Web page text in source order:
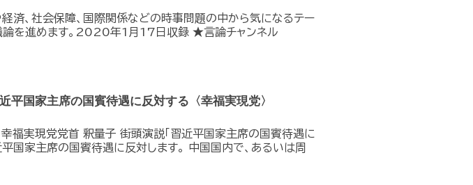
経済、社会保障、国際関係などの時事問題の中から気になるテー
論を進めます。2020年1月17日収録 ★言論チャンネル
平国家主席の国賓待遇に反対する〈幸福実現党〉
福実現党党首 釈量子 街頭演説「習近平国家主席の国賓待遇に
平国家主席の国賓待遇に反対します。 中国国内で、あるいは周